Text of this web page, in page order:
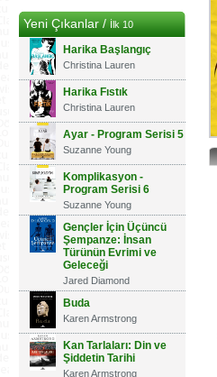
Yeni Çıkanlar /İlk 10
Harika Başlangıç
Christina Lauren
Harika Fıstık
Christina Lauren
Ayar - Program Serisi 5
Suzanne Young
Komplikasyon -
Program Serisi 6
Suzanne Young
Gençler İçin Üçüncü
Şempanze: İnsan
Türünün Evrimi ve
Geleceği
Jared Diamond
Buda
Karen Armstrong
Kan Tarlaları: Din ve
Şiddetin Tarihi
Karen Armstrong